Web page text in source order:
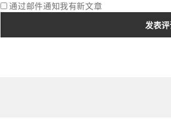
通过邮件通知我有新文章